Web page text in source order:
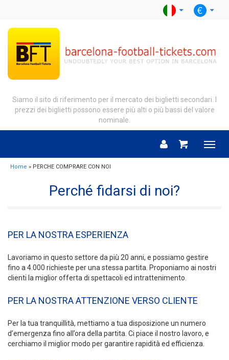
Siamo il sito di riferimento per il mercato dei biglietti secondari. I
prezzi dei biglietti possono essere più alti o più bassi del valore
nominale.
Menu
Home » PERCHE COMPRARE CON NOI
Perché fidarsi di noi?
PER LA NOSTRA ESPERIENZA
Lavoriamo in questo settore da più 20 anni, e possiamo gestire
fino a 4.000 richieste per una stessa partita. Proponiamo ai nostri
clienti la miglior offerta di spettacoli ed intrattenimento.
PER LA NOSTRA ATTENZIONE VERSO CLIENTE
Per la tua tranquillità, mettiamo a tua disposizione un numero
d’emergenza fino all’ora della partita. Ci piace il nostro lavoro, e
cerchiamo il miglior modo per garantire rapidità ed efficienza.